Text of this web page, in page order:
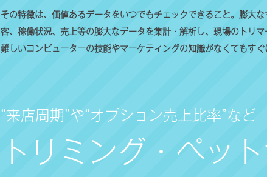
その特徴は、価値あるデータをいつでもチェックできること。膨大
客、稼働状況、売上等の膨大なデータを集計・解析し、現場のトリ
難しいコンピューターの技能やマーケティングの知識がなくてもす
“来店周期”や“オプション売上比率”など
トリミング・ ペッ